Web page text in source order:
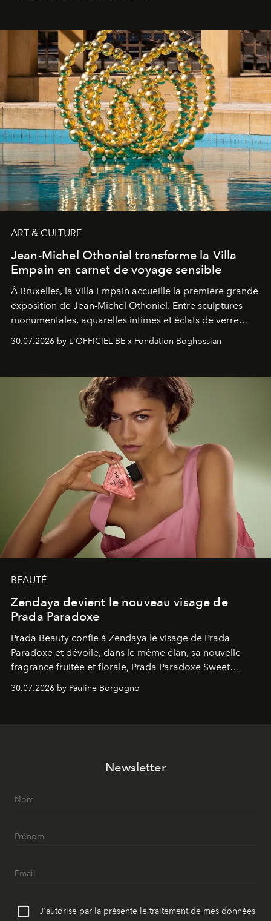
ART & CULTURE
Jean-Michel Othoniel transforme la Villa
Empain en carnet de voyage sensible
À Bruxelles, la Villa Empain accueille la première grande
exposition de Jean-Michel Othoniel. Entre sculptures
monumentales, aquarelles intimes et éclats de verre
émotionnel où chaque œuvre devient le souvenir
émerveillement.
30.07.2026 by L'OFFICIEL BE x Fondation Boghossian
BEAUTÉ
Zendaya devient le nouveau visage de
Prada Paradoxe
Prada Beauty confie à Zendaya le visage de Prada
Paradoxe et dévoile, dans le même élan, sa nouvelle
fragrance fruitée et florale, Prada Paradoxe Sweet
30.07.2026 by Pauline Borgogno
Newsletter
J'autorise par la présente le traitement de mes données